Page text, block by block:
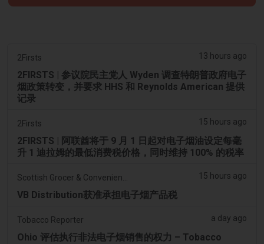
2Firsts 13 hours ago
2FIRSTS | 参议院民主党人 Wyden 调查特朗普政府电子
烟政策转变，并要求 HHS 和 Reynolds American 提供
记录
2Firsts 15 hours ago
2FIRSTS | 阿联酋将于 9 月 1 日起对电子烟油设定每毫
升 1 迪拉姆的最低消费税价格，同时维持 100% 的税率
15 hours ago
VB Distribution获准承担电子烟产品税
Tobacco Reporter a day ago
Ohio 评估执行非法电子烟销售的权力 – Tobacco